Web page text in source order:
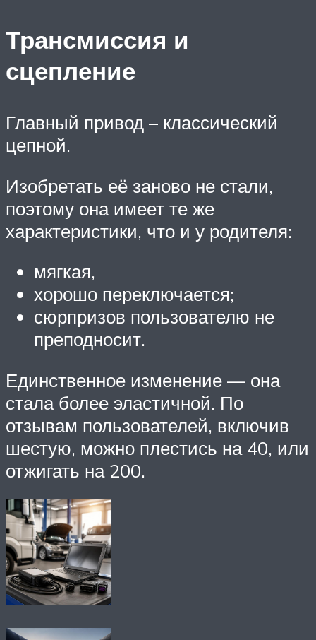
Трансмиссия и
сцепление
Главный привод – классический
цепной.
Изобретать её заново не стали,
поэтому она имеет те же
характеристики, что и у родителя:
мягкая,
хорошо переключается;
сюрпризов пользователю не
преподносит.
Единственное изменение — она
стала более эластичной. По
отзывам пользователей, включив
шестую, можно плестись на 40, или
отжигать на 200.